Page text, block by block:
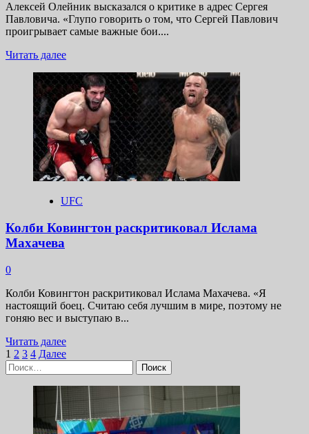
Алексей Олейник высказался о критике в адрес Сергея
Павловича. «Глупо говорить о том, что Сергей Павлович
проигрывает самые важные бои....
Читать далееПрочитать
о
Алексей
Олейник
высказался
о
критике
в
адрес
Сергея
UFC
Колби Ковингтон раскритиковал Ислама
Махачева
0
Колби Ковингтон раскритиковал Ислама Махачева. «Я
настоящий боец. Считаю себя лучшим в мире, поэтому не
гоняю вес и выступаю в...
Читать далееПрочитать
больше
Колби
Ковингтон
раскритиковал
Ислама
Махачева
Пагинация
записей
1 2 3 4 Далее
Найти: